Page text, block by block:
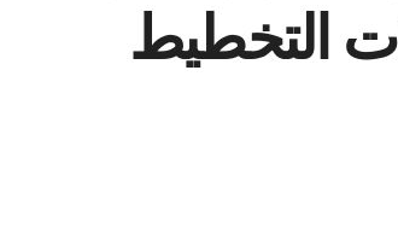
التخطيط